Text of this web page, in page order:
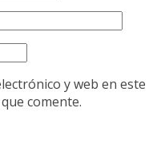
y web en este
comente.